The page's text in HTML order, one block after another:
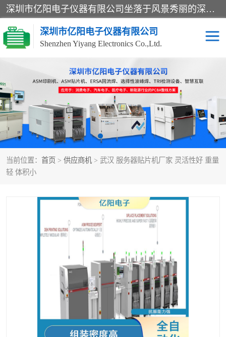
深圳市亿阳电子仪器有限公司坐落于风景秀丽的深圳市光明区，集SMT设备销售务为一体，努力为客户提供电子装配解决方案。与行业**SMT设备厂商：ASM（印刷机，锡膏检查机，贴片机），德国ERSA（爱莎）建立了稳固的代理合作关系，销售的设备一直保持**电子装配行业未来发展方向，能够满足客户各种繁杂产品的生产应用。
深圳市亿阳电子仪器有限公司
Shenzhen Yiyang Electronics Co.,Ltd.
当前位置： 首页 > 供应商机 > 武汉 服务器贴片机厂家 灵活性好 重量
轻 体积小
SX全自动高速贴片机 E系列中速贴片机
NeoHorizon全自动锡膏印
刷机
选择性波峰焊
VERSAFLOW-335
回流焊HOTFLOW 3/20e 波峰焊
BGA返修台HR600/2 自动光学检测TR7700QE
TR5001
自动光学检测TR7710 XS全自动高速贴片机
TX 全自动高速贴片机